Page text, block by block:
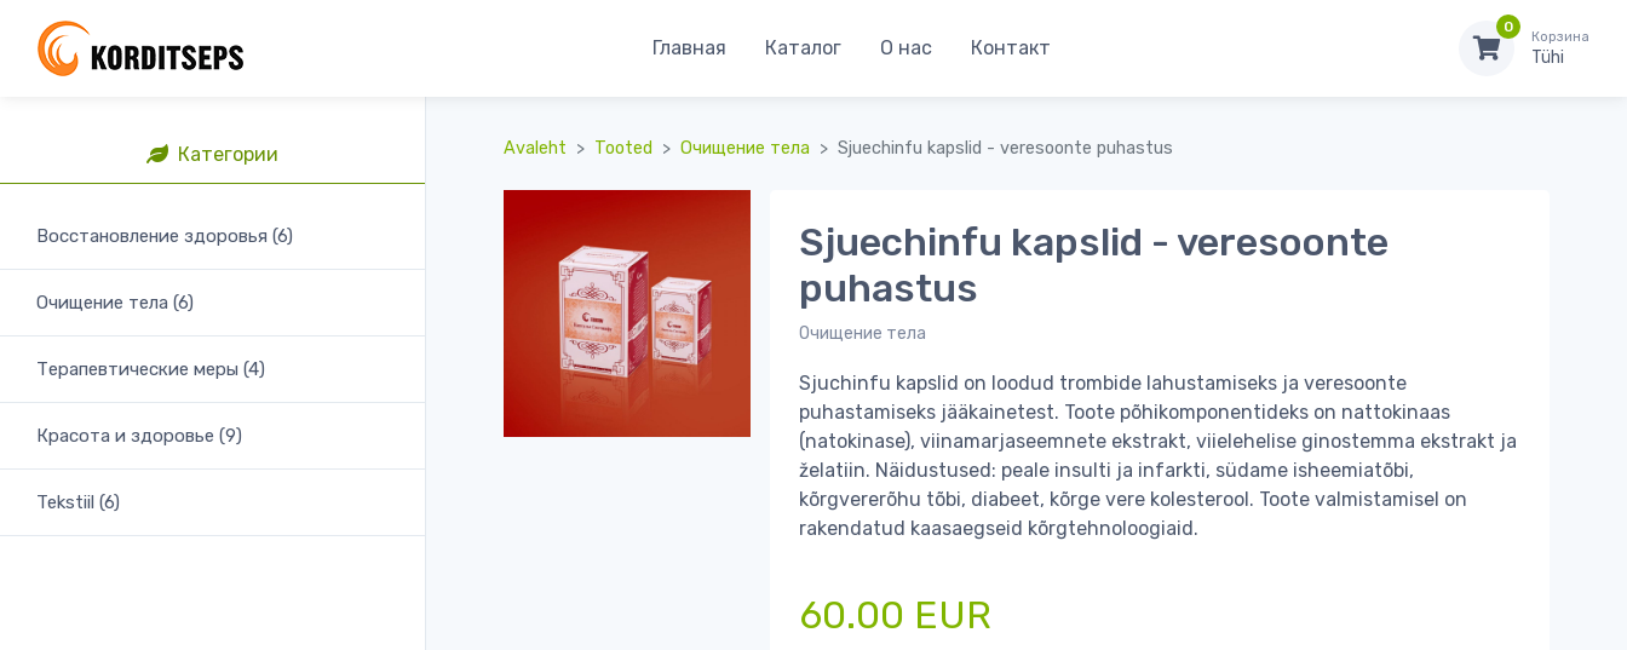
Главная Каталог О нас Контакт
0
Корзина
Tühi
Категории
Восстановление здоровья (6)
Очищение тела (6)
Терапевтические меры (4)
Красота и здоровье (9)
Tekstiil (6)
Avaleht Tooted Очищение тела Sjuechinfu kapslid - veresoonte puhastus
Sjuechinfu kapslid - veresoonte
puhastus
Очищение тела
Sjuchinfu kapslid on loodud trombide lahustamiseks ja veresoonte
puhastamiseks jääkainetest. Toote põhikomponentideks on nattokinaas
(natokinase), viinamarjaseemnete ekstrakt, viielehelise ginostemma ekstrakt ja
želatiin. Näidustused: peale insulti ja infarkti, südame isheemiatõbi,
kõrgvererõhu tõbi, diabeet, kõrge vere kolesterool. Toote valmistamisel on
rakendatud kaasaegseid kõrgtehnoloogiaid.
60.00 EUR